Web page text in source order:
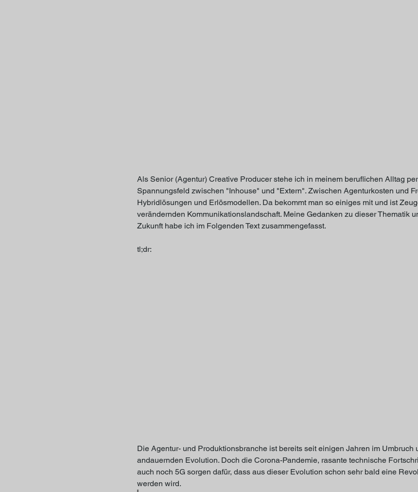
Als Senior (Agentur) Creative Producer stehe ich in meinem beruflichen Alltag
Spannungsfeld zwischen "Inhouse" und "Extern". Zwischen Agenturkosten und
Hybridlösungen und Erlösmodellen. Da bekommt man so einiges mit und ist
verändernden Kommunikationslandschaft. Meine Gedanken zu dieser Thematik
Zukunft habe ich im Folgenden Text zusammengefasst.
tl;dr:
Die Agentur- und Produktionsbranche ist bereits seit einigen Jahren im Umbruch
andauernden Evolution. Doch die Corona-Pandemie, rasante technische
auch noch 5G sorgen dafür, dass aus dieser Evolution schon sehr bald eine
werden wird.